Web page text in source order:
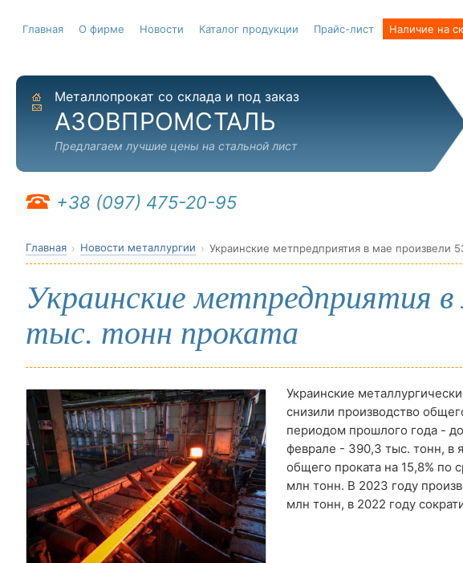
Главная О фирме Новости Каталог продукции Прайс-лист Наличие на
На главную
Отправить письмо
Металлопрокат со склада и под заказ
АЗОВПРОМСТАЛЬ
Предлагаем лучшие цены на стальной лист
+38 (097) 475-20-95
Главная Новости металлургии Украинские метпредприятия в мае произвели
Украинские метпредприятия в
тыс. тонн проката
Украинские
снизили производство
периодом прошлого года -
феврале - 390,3 тыс. тонн, в
общего проката на 15,8% по
млн тонн. В 2023 году
млн тонн, в 2022 году